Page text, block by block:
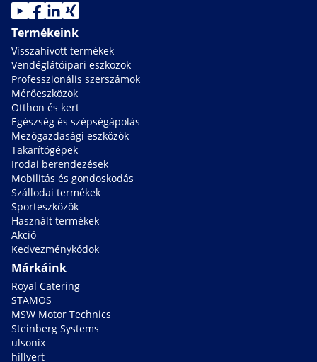
Termékeink
Visszahívott termékek
Vendéglátóipari eszközök
Professzionális szerszámok
Mérőeszközök
Otthon és kert
Egészség és szépségápolás
Mezőgazdasági eszközök
Takarítógépek
Irodai berendezések
Mobilitás és gondoskodás
Szállodai termékek
Sporteszközök
Használt termékek
Akció
Kedvezménykódok
Márkáink
Royal Catering
STAMOS
MSW Motor Technics
Steinberg Systems
ulsonix
hillvert